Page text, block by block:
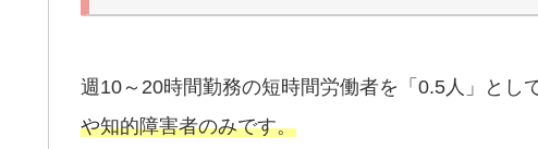
週10～20時間勤務の短時間労働者を「0.5人」とし
や知的障害者のみです。